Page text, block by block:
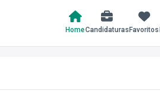
HomeCandidaturas Favoritos